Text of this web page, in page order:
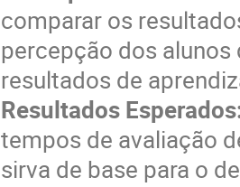
comparar os
percepção dos
resultados de
Resultados
tempos de avaliação
sirva de base para o